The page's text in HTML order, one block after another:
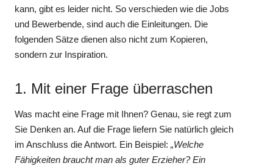
kann, gibt es leider nicht. So verschieden wie die Jobs
und Bewerbende, sind auch die Einleitungen. Die
folgenden Sätze dienen also nicht zum Kopieren,
sondern zur Inspiration.
1. Mit einer Frage überraschen
Was macht eine Frage mit Ihnen? Genau, sie regt zum
Sie Denken an. Auf die Frage liefern Sie natürlich gleich
im Anschluss die Antwort. Ein Beispiel:„Welche
Fähigkeiten braucht man als guter Erzieher? Ein